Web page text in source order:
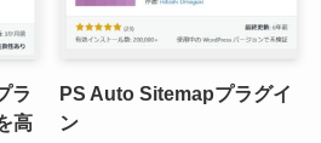
ラ
高
PS Auto Sitemapプラグイ
ン